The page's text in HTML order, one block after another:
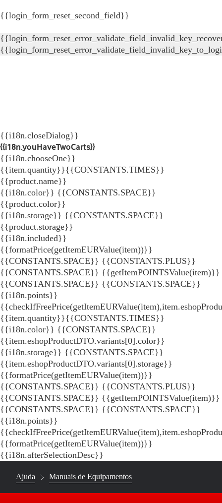
{{login_form_reset_second_field}}
{{i18n.closeDialog}}
{{i18n.youHaveTwoCarts}}
{{i18n.chooseOne}}
{{item.quantity}}{{CONSTANTS.TIMES}}
{{product.name}}
{{i18n.color}} {{CONSTANTS.SPACE}}
{{product.color}}
{{i18n.storage}} {{CONSTANTS.SPACE}}
{{product.storage}}
{{i18n.included}}
{{formatPrice(getItemEURValue(item))}}
{{CONSTANTS.SPACE}} {{CONSTANTS.PLUS}}
{{CONSTANTS.SPACE}} {{getItemPOINTSValue(item)}}
{{CONSTANTS.SPACE}} {{CONSTANTS.SPACE}}
{{i18n.points}}
{{item.quantity}}{{CONSTANTS.TIMES}}
{{i18n.color}} {{CONSTANTS.SPACE}}
{{item.eshopProductDTO.variants[0].color}}
{{i18n.storage}} {{CONSTANTS.SPACE}}
{{item.eshopProductDTO.variants[0].storage}}
{{formatPrice(getItemEURValue(item))}}
{{CONSTANTS.SPACE}} {{CONSTANTS.PLUS}}
{{CONSTANTS.SPACE}} {{getItemPOINTSValue(item)}}
{{CONSTANTS.SPACE}} {{CONSTANTS.SPACE}}
{{i18n.points}}
{{formatPrice(getItemEURValue(item))}}
{{i18n.afterSelectionDesc}}
Ajuda Manuais de Equipamentos